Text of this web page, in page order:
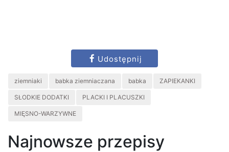
Udostępnij
ziemniaki babka ziemniaczana babka ZAPIEKANKI
SŁODKIE DODATKI PLACKI I PLACUSZKI
MIĘSNO-WARZYWNE
Najnowsze przepisy